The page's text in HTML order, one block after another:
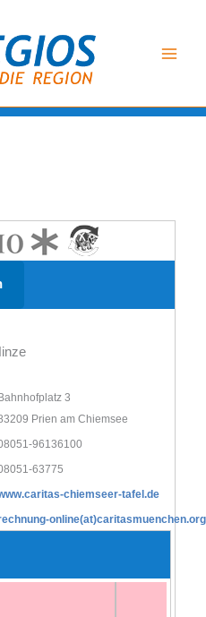
3
Prien am Chiemsee
96136100
63775
chiemseer-tafel.de
online(at)caritasmuenchen.org